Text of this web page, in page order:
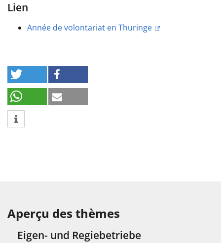
Lien
Année de volontariat en Thuringe
Aperçu des thèmes
Eigen- und Regiebetriebe